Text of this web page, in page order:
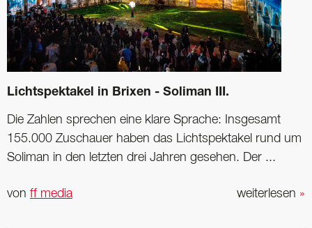
Lichtspektakel in Brixen - Soliman III.
Die Zahlen sprechen eine klare Sprache: Insgesamt
155.000 Zuschauer haben das Lichtspektakel rund um
Soliman in den letzten drei Jahren gesehen. Der ...
weiterlesen »
von ff media